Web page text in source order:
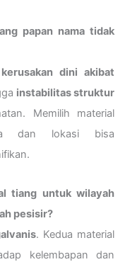
papan nama tidak
kerusakan dini akibat
instabilitas struktur
Memilih material
dan lokasi bisa
tiang untuk wilayah
pesisir?
. Kedua material
kelembapan dan